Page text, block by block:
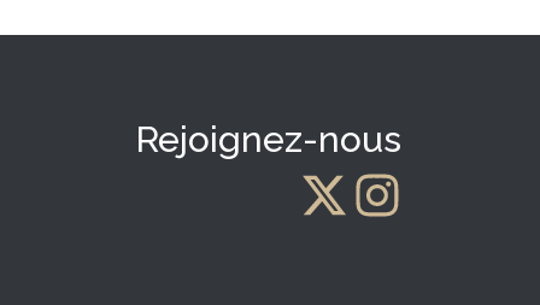
Rejoignez-nous